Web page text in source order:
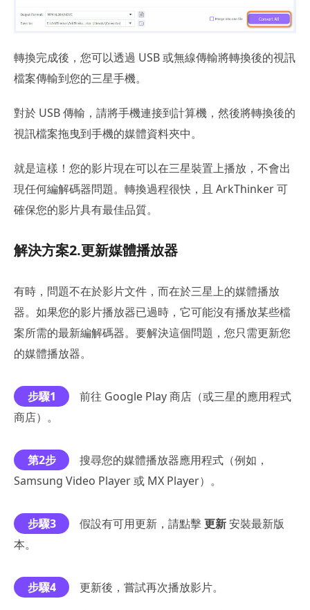
轉換完成後，您可以透過 USB 或無線傳輸將轉換後的視訊
檔案傳輸到您的三星手機。
對於 USB 傳輸，請將手機連接到計算機，然後將轉換後的
視訊檔案拖曳到手機的媒體資料夾中。
就是這樣！您的影片現在可以在三星裝置上播放，不會出
現任何編解碼器問題。轉換過程很快，且 ArkThinker 可
確保您的影片具有最佳品質。
解決方案2.更新媒體播放器
有時，問題不在於影片文件，而在於三星上的媒體播放
器。如果您的影片播放器已過時，它可能沒有播放某些檔
案所需的最新編解碼器。要解決這個問題，您只需更新您
的媒體播放器。
步驟1
前往 Google Play 商店（或三星的應用程式
商店）。
第2步
搜尋您的媒體播放器應用程式（例如，
Samsung Video Player 或 MX Player）。
步驟3 假設有可用更新，請點擊更新安裝最新版
本。
步驟4 更新後，嘗試再次播放影片。